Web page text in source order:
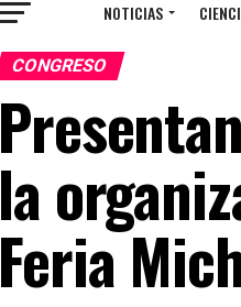
NOTICIAS
CONGRESO
la
Feria